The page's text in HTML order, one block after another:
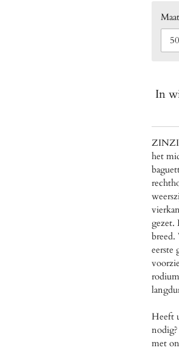
Maat
In
ZINZI
het
gezet.
breed.
eerste
Heeft
met